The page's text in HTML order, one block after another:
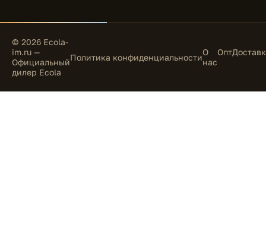
© 2026 Ecola-
im.ru —
Официальный
дилер Ecola
Политика конфиденциальностиО
нас
Опт